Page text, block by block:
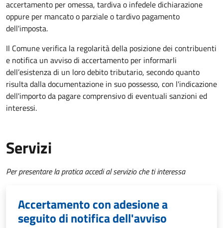
accertamento per omessa, tardiva o infedele dichiarazione
oppure per mancato o parziale o tardivo pagamento
dell'imposta.
Il Comune verifica la regolarità della posizione dei contribuenti
e notifica un avviso di accertamento per informarli
dell’esistenza di un loro debito tributario, secondo quanto
risulta dalla documentazione in suo possesso, con l'indicazione
dell'importo da pagare comprensivo di eventuali sanzioni ed
interessi.
Servizi
Per presentare la pratica accedi al servizio che ti interessa
Accertamento con adesione a
seguito di notifica dell'avviso